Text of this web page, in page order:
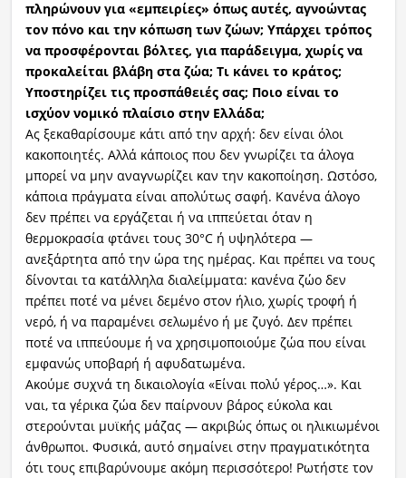
πληρώνουν για «εμπειρίες» όπως αυτές, αγνοώντας
τον πόνο και την κόπωση των ζώων; Υπάρχει τρόπος
να προσφέρονται βόλτες, για παράδειγμα, χωρίς να
προκαλείται βλάβη στα ζώα; Τι κάνει το κράτος;
Υποστηρίζει τις προσπάθειές σας; Ποιο είναι το
ισχύον νομικό πλαίσιο στην Ελλάδα;
Ας ξεκαθαρίσουμε κάτι από την αρχή: δεν είναι όλοι
κακοποιητές. Αλλά κάποιος που δεν γνωρίζει τα άλογα
μπορεί να μην αναγνωρίζει καν την κακοποίηση. Ωστόσο,
κάποια πράγματα είναι απολύτως σαφή. Κανένα άλογο
δεν πρέπει να εργάζεται ή να ιππεύεται όταν η
θερμοκρασία φτάνει τους 30°C ή υψηλότερα —
ανεξάρτητα από την ώρα της ημέρας. Και πρέπει να τους
δίνονται τα κατάλληλα διαλείμματα: κανένα ζώο δεν
πρέπει ποτέ να μένει δεμένο στον ήλιο, χωρίς τροφή ή
νερό, ή να παραμένει σελωμένο ή με ζυγό. Δεν πρέπει
ποτέ να ιππεύουμε ή να χρησιμοποιούμε ζώα που είναι
εμφανώς υποβαρή ή αφυδατωμένα.
Ακούμε συχνά τη δικαιολογία «Είναι πολύ γέρος…». Και
ναι, τα γέρικα ζώα δεν παίρνουν βάρος εύκολα και
στερούνται μυϊκής μάζας — ακριβώς όπως οι ηλικιωμένοι
άνθρωποι. Φυσικά, αυτό σημαίνει στην πραγματικότητα
ότι τους επιβαρύνουμε ακόμη περισσότερο! Ρωτήστε τον